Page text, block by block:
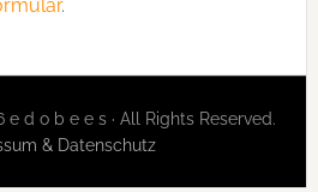
.
d o b e e s · All Rights Reserved.
& Datenschutz